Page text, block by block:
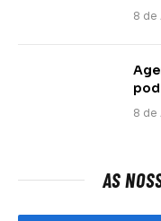
8 de
8 de
AS